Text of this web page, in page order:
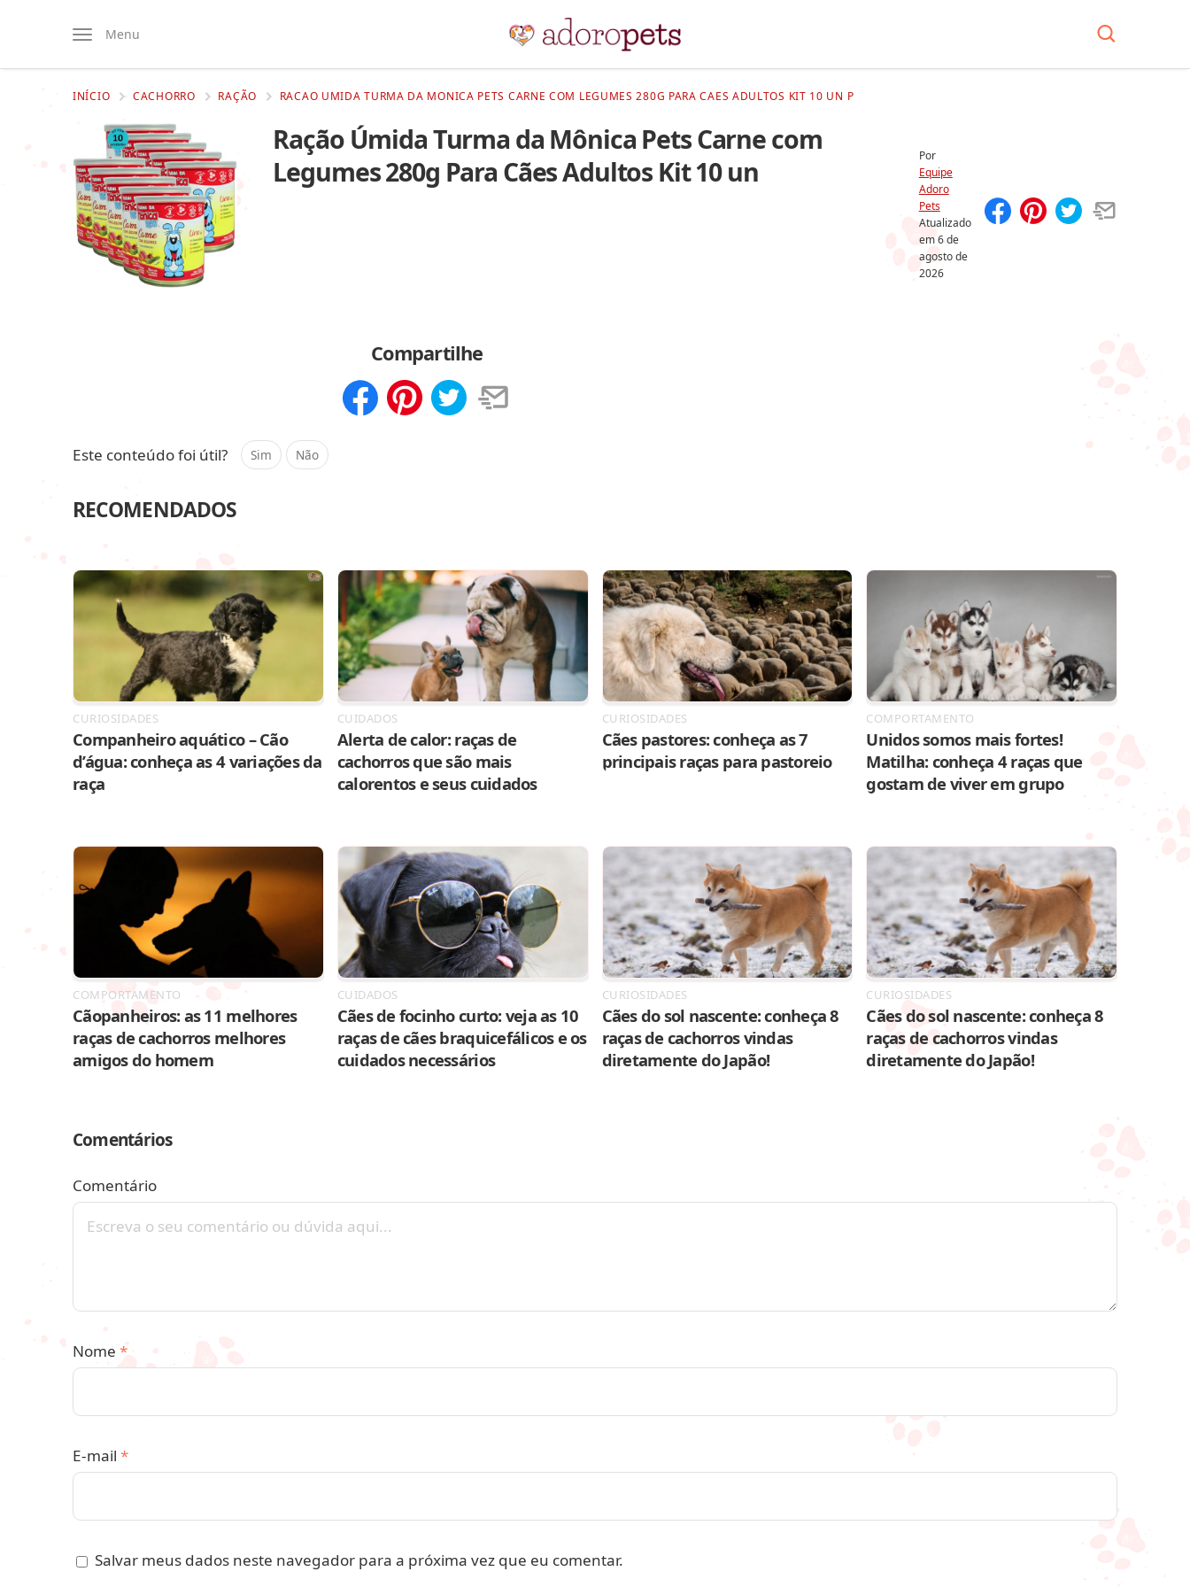
Menu
INÍCIO CACHORRO RAÇÃO RACAO UMIDA TURMA DA MONICA PETS CARNE COM LEGUMES 280G PARA CAES ADULTOS KIT 10 UN P
Ração Úmida Turma da Mônica Pets Carne com
Legumes 280g Para Cães Adultos Kit 10 un
Por
Equipe
Adoro
Pets
Atualizado
em6 de
agosto de
2026
Compartilhe
Este conteúdo foi útil? Sim Não
RECOMENDADOS
CURIOSIDADES
Companheiro aquático – Cão
d’água: conheça as 4 variações da
raça
CUIDADOS
Alerta de calor: raças de
cachorros que são mais
calorentos e seus cuidados
CURIOSIDADES
Cães pastores: conheça as 7
principais raças para pastoreio
COMPORTAMENTO
Unidos somos mais fortes!
Matilha: conheça 4 raças que
gostam de viver em grupo
COMPORTAMENTO
Cãopanheiros: as 11 melhores
raças de cachorros melhores
amigos do homem
CUIDADOS
Cães de focinho curto: veja as 10
raças de cães braquicefálicos e os
cuidados necessários
CURIOSIDADES
Cães do sol nascente: conheça 8
raças de cachorros vindas
diretamente do Japão!
CURIOSIDADES
Cães do sol nascente: conheça 8
raças de cachorros vindas
diretamente do Japão!
Comentários
Comentário
Nome *
E-mail *
Salvar meus dados neste navegador para a próxima vez que eu comentar.